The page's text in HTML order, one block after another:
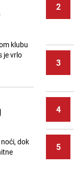
klubu
je vrlo
dok
2
3
4
5